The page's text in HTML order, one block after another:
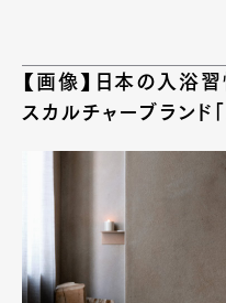
【画像】日本の入浴
スカルチャーブランド「